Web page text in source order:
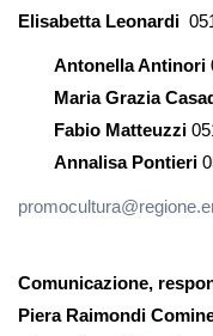
Elisabetta Leonardi
Antonella Antinori
Maria Grazia
Fabio Matteuzzi
Annalisa Pontieri
Comunicazione,
Piera Raimondi